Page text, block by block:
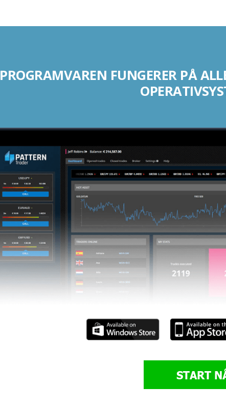
PROGRAMVAREN FUNGERER PÅ
START